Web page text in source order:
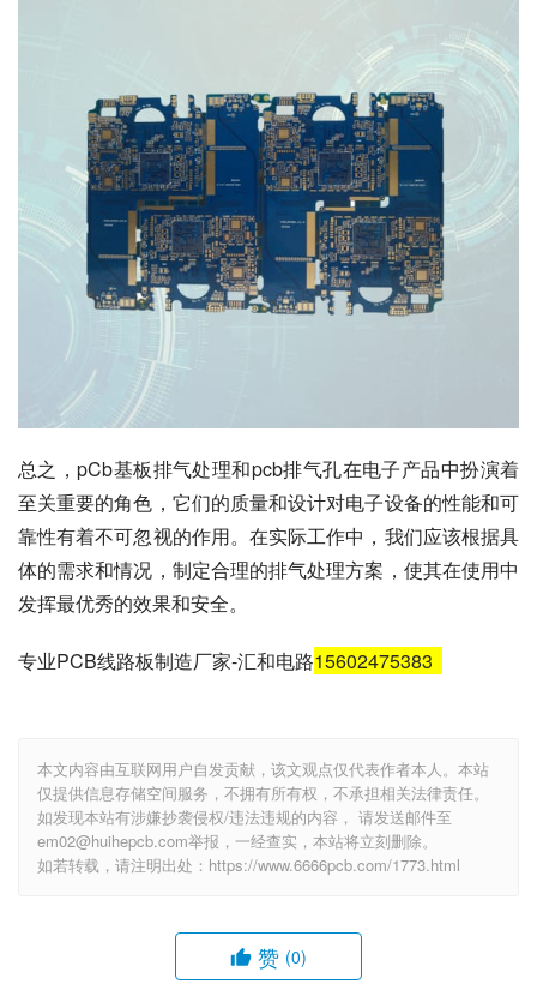
总之，pCb基板排气处理和pcb排气孔在电子产品中扮演着
至关重要的角色，它们的质量和设计对电子设备的性能和可
靠性有着不可忽视的作用。在实际工作中，我们应该根据具
体的需求和情况，制定合理的排气处理方案，使其在使用中
发挥最优秀的效果和安全。
专业PCB线路板制造厂家-汇和电路15602475383
本文内容由互联网用户自发贡献，该文观点仅代表作者本人。本站
仅提供信息存储空间服务，不拥有所有权，不承担相关法律责任。
如发现本站有涉嫌抄袭侵权/违法违规的内容， 请发送邮件至
em02@huihepcb.com举报，一经查实，本站将立刻删除。
如若转载，请注明出处：https://www.6666pcb.com/1773.html
赞 (0)